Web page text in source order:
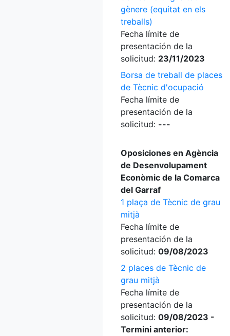
gènere (equitat en els
treballs)
Fecha límite de
presentación de la
solicitud: 23/11/2023
Borsa de treball de places
de Tècnic d'ocupació
Fecha límite de
presentación de la
solicitud: ---
Oposiciones en Agència
de Desenvolupament
Econòmic de la Comarca
del Garraf
1 plaça de Tècnic de grau
mitjà
Fecha límite de
presentación de la
solicitud: 09/08/2023
2 places de Tècnic de
grau mitjà
Fecha límite de
presentación de la
solicitud: 09/08/2023 -
Termini anterior: